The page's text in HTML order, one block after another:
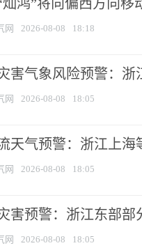
灿鸿”将向偏西方向移
网 2026-08-08 18:18
害气象风险预警：
网 2026-08-08 18:05
天气预警：浙江上海
网 2026-08-08 18:05
害预警：浙江东部
网 2026-08-08 18:05